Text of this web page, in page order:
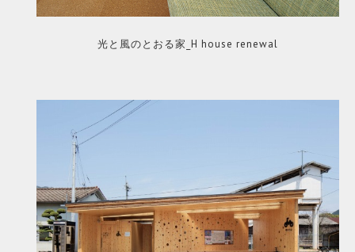
光と風のとおる家_H house renewal